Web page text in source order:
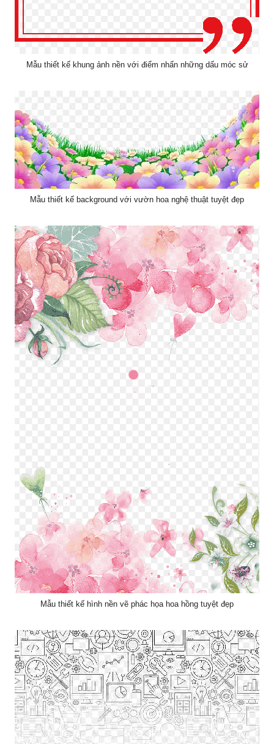
Mẫu thiết kế khung ảnh nền với điểm nhấn những dấu móc sử
Mẫu thiết kế background với vườn hoa nghệ thuật tuyệt đẹp
Mẫu thiết kế hình nền vẽ phác họa hoa hồng tuyệt đẹp